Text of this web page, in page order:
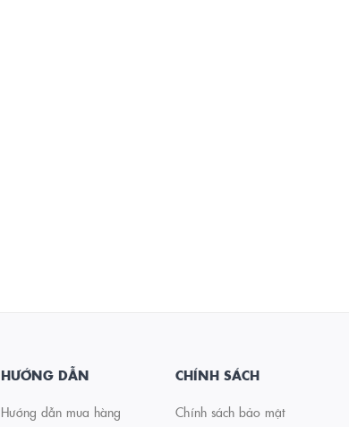
HƯỚNG DẪN
Hướng dẫn mua hàng
CHÍNH SÁCH
Chính sách bảo mật